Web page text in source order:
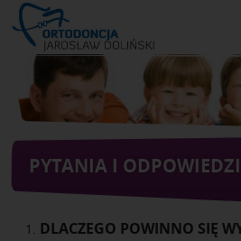
main
PYTANIA I ODPOWIEDZI
DLACZEGO POWINNO SIĘ